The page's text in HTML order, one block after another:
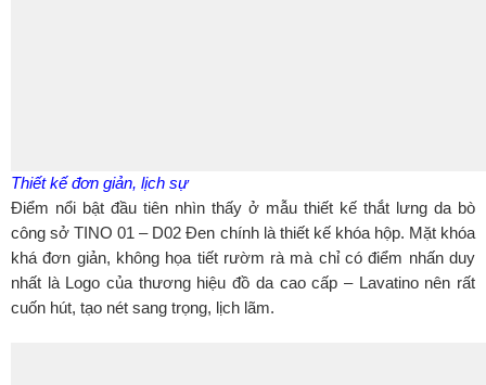
Thiết kế đơn giản, lịch sự
Điểm nổi bật đầu tiên nhìn thấy ở mẫu thiết kế thắt lưng da bò
công sở TINO 01 – D02 Đen chính là thiết kế khóa hộp. Mặt khóa
khá đơn giản, không họa tiết rườm rà mà chỉ có điểm nhấn duy
nhất là Logo của thương hiệu đồ da cao cấp – Lavatino nên rất
cuốn hút, tạo nét sang trọng, lịch lãm.